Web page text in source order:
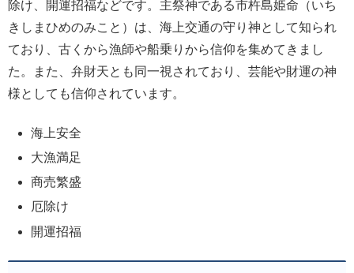
除け、開運招福などです。主祭神である市杵島姫命（いち
きしまひめのみこと）は、海上交通の守り神として知られ
ており、古くから漁師や船乗りから信仰を集めてきまし
た。また、弁財天とも同一視されており、芸能や財運の神
様としても信仰されています。
海上安全
大漁満足
商売繁盛
厄除け
開運招福